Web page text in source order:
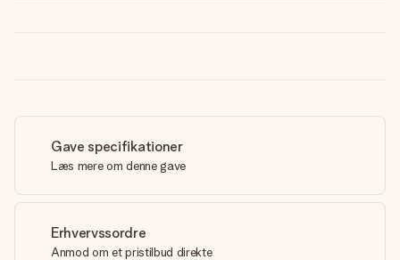
Gave specifikationer
Læs mere om denne gave
Erhvervssordre
Anmod om et pristilbud direkte